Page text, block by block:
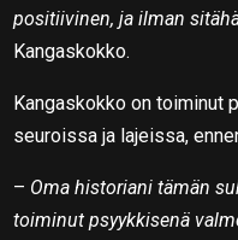
positiivinen, ja ilman
Kangaskokko.
Kangaskokko on toiminut
seuroissa ja lajeissa,
– Oma historiani tämän
toiminut psyykkisenä